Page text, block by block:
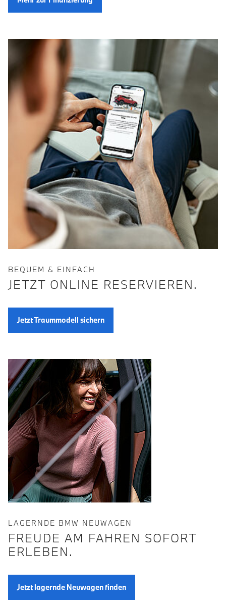
BEQUEM & EINFACH
JETZT ONLINE RESERVIEREN.
Jetzt Traummodell sichern
LAGERNDE BMW NEUWAGEN
FREUDE AM FAHREN SOFORT
ERLEBEN.
Jetzt lagernde Neuwagen finden